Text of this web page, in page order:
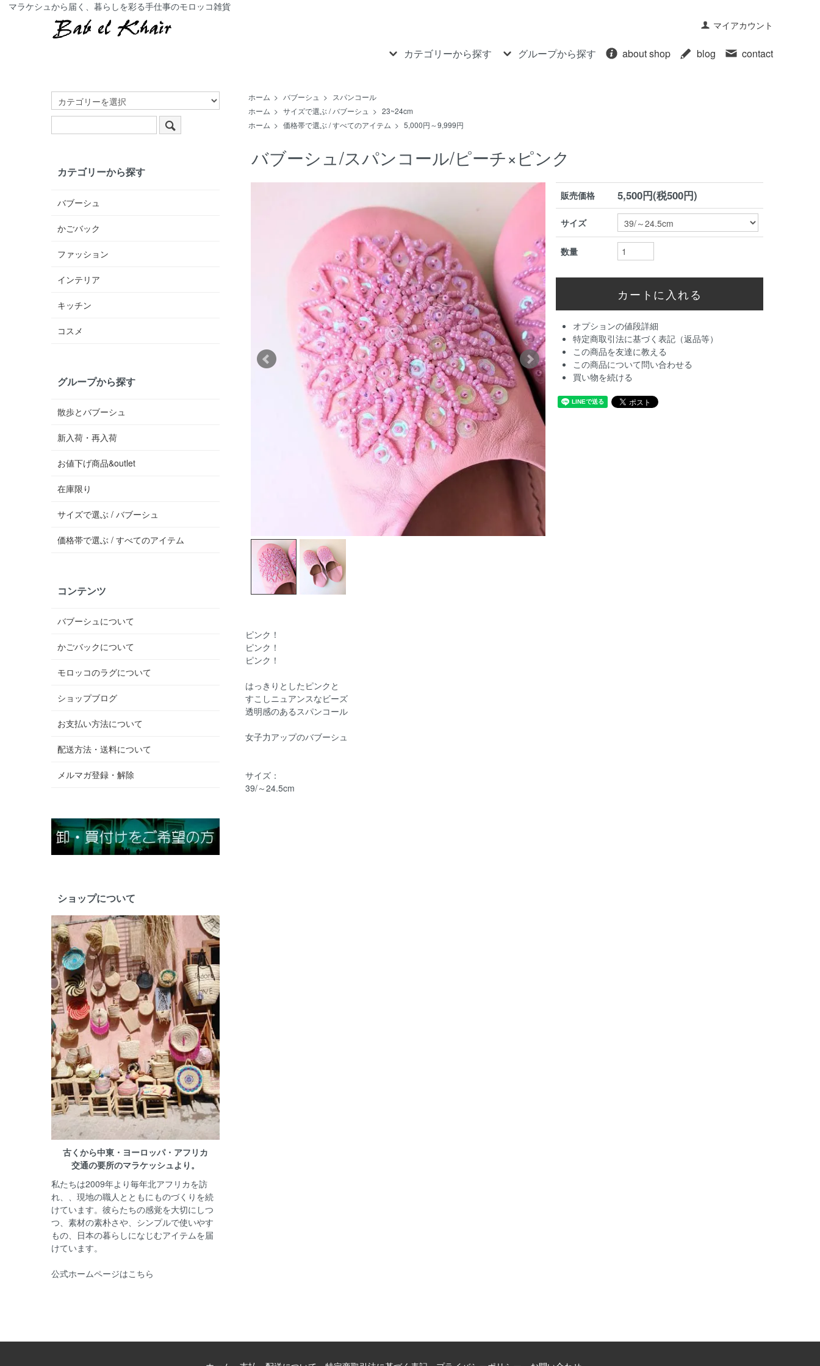
マラケシュから届く、暮らしを彩る手仕事のモロッコ雑貨
マイアカウント
カテゴリーから探す グループから探す about shop blog contact
ホーム > バブーシュ >
スパンコール
ホーム > サイズで選ぶ / バブーシュ > 23~24cm
ホーム > 価格帯で選ぶ / すべてのアイテム > 5,000円～9,999円
バブーシュ/スパンコール/ピーチ×ピンク
販売価格 5,500円(税500円)
サイズ
数量
オプションの値段詳細
特定商取引法に基づく表記（返品等）
この商品を友達に教える
この商品について問い合わせる
買い物を続ける
ピンク！
ピンク！
ピンク！
はっきりとしたピンクと
すこしニュアンスなビーズ
透明感のあるスパンコール
女子力アップのバブーシュ
サイズ：
39/～24.5cm
カテゴリーから探す
バブーシュ
かごバック
ファッション
インテリア
キッチン
コスメ
グループから探す
散歩とバブーシュ
新入荷・再入荷
お値下げ商品&outlet
在庫限り
サイズで選ぶ / バブーシュ
価格帯で選ぶ / すべてのアイテム
コンテンツ
バブーシュについて
かごバックについて
モロッコのラグについて
ショップブログ
お支払い方法について
配送方法・送料について
メルマガ登録・解除
ショップについて
古くから中東・ヨーロッパ・アフリカ
交通の要所のマラケッシュより。
私たちは2009年より毎年北アフリカを訪
れ、、現地の職人とともにものづくりを続
けています。彼らたちの感覚を大切にしつ
つ、素材の素朴さや、シンプルで使いやす
もの、日本の暮らしになじむアイテムを届
けています。
公式ホームページはこちら